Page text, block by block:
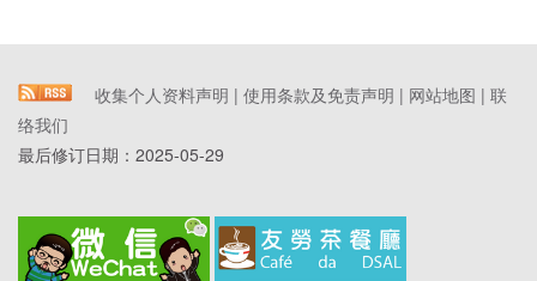
收集个人资料声明 | 使用条款及免责声明 | 网站地图 | 联
络我们
最后修订日期： 2025-05-29